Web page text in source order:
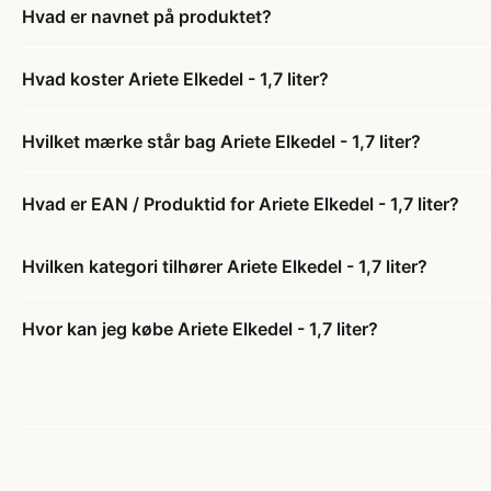
Hvad er navnet på produktet?
Hvad koster Ariete Elkedel - 1,7 liter?
Hvilket mærke står bag Ariete Elkedel - 1,7 liter?
Hvad er EAN / Produktid for Ariete Elkedel - 1,7 liter?
Hvilken kategori tilhører Ariete Elkedel - 1,7 liter?
Hvor kan jeg købe Ariete Elkedel - 1,7 liter?